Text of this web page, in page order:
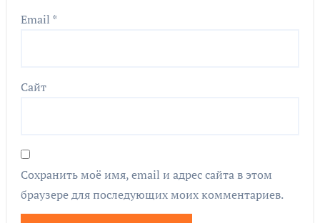
Email *
Сайт
Сохранить моё имя, email и адрес сайта в этом
браузере для последующих моих комментариев.